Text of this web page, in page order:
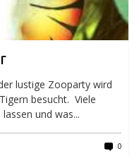
lustige Zooparty wird
besucht. Viele
und was...
0